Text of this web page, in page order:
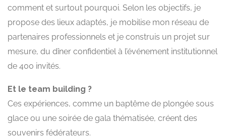
comment et surtout pourquoi. Selon les objectifs, je
propose des lieux adaptés, je mobilise mon réseau de
partenaires professionnels et je construis un projet sur
mesure, du dîner confidentiel à l’événement institutionnel
de 400 invités.
Et le team building ?
Ces expériences, comme un baptême de plongée sous
glace ou une soirée de gala thématisée, créent des
souvenirs fédérateurs.